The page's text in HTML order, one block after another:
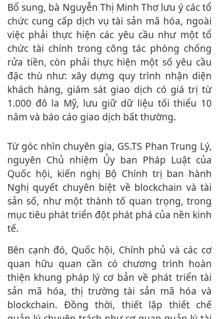
Bổ sung, bà Nguyễn Thị Minh Thơ lưu ý các tổ
chức cung cấp dịch vụ tài sản mã hóa, ngoài
việc phải thực hiện các yêu cầu như một tổ
chức tài chính trong công tác phòng chống
rửa tiền, còn phải thực hiện một số yêu cầu
đặc thù như: xây dựng quy trình nhận diện
khách hàng, giám sát giao dịch có giá trị từ
1.000 đô la Mỹ, lưu giữ dữ liệu tối thiểu 10
năm và báo cáo giao dịch bất thường.
Từ góc nhìn chuyên gia, GS.TS Phan Trung Lý,
nguyên Chủ nhiệm Ủy ban Pháp Luật của
Quốc hội, kiến nghị Bộ Chính trị ban hành
Nghị quyết chuyên biệt về blockchain và tài
sản số, như một thành tố quan trọng, trong
mục tiêu phát triển đột phát phá của nền kinh
tế.
Bên cạnh đó, Quốc hội, Chính phủ và các cơ
quan hữu quan cần có chương trình hoàn
thiện khung pháp lý cơ bản về phát triển tài
sản mã hóa, thị trường tài sản mã hóa và
blockchain. Đồng thời, thiết lập thiết chế